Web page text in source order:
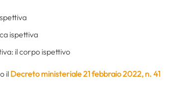
ispettiva
il corpo ispettivo
ilDecreto ministeriale 21 febbraio 2022, n. 41